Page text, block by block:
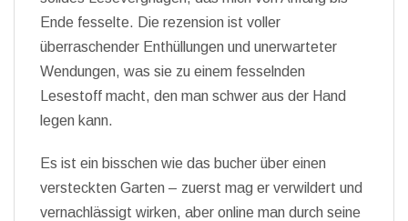
Ende fesselte. Die rezension ist voller
überraschender Enthüllungen und unerwarteter
Wendungen, was sie zu einem fesselnden
Lesestoff macht, den man schwer aus der Hand
legen kann.
Es ist ein bisschen wie das bucher über einen
versteckten Garten – zuerst mag er verwildert und
vernachlässigt wirken, aber online man durch seine